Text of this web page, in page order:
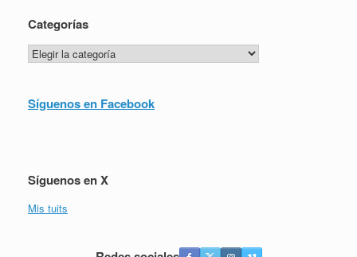
Categorías
Categorías
Síguenos en Facebook
Síguenos en X
Mis tuits